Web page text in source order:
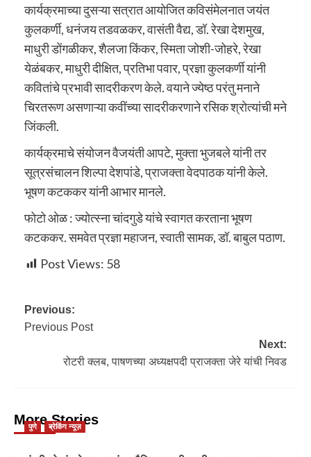
कार्यक्रमाच्या दुसऱ्या सत्रात आयोजित कविसंमेलनात जयंत
कुलकर्णी, धनंजय तडवळकर, वासंती वैद्य, डॉ. रेखा देशमुख,
माधुरी डोंगळीकर, शैलजा किंकर, स्मिता जोशी-जोहरे, रेखा
येळंबकर, माधुरी दीक्षित, प्रतिभा पवार, प्रज्ञा कुलकर्णी यांनी
कवितांचे प्रभावी सादरीकरण केले. वयाने ज्येष्ठ परंतु मनाने
चिरतरूण असणाऱ्या कवींच्या सादरीकरणाने रसिक श्रोत्यांची मने
जिंकली.
कार्यक्रमाचे संयोजन वैजयंती आपटे, मुक्ता भुजबले यांनी तर
सूत्रसंचालन शिल्पा देशपांडे, प्राजक्ता वेदपाठक यांनी केले.
भूषण कटककर यांनी आभार मानले.
फोटो ओळ : ज्योत्स्ना चांदगुडे यांचे स्वागत करताना भूषण
कटककर. समवेत प्रज्ञा महाजन, स्वाती सामक, डॉ. बाबुल पठाण.
Post Views: 58
Previous:
Previous Post
Next:
रोटरी क्लब, पाषणच्या अध्यक्षपदी प्राजक्ता जेरे यांची निवड
More Stories
पुणे ब्रेकिंग न्यूज़